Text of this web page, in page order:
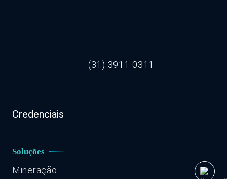
(31) 3911-0311
Credenciais
Soluções
Mineração